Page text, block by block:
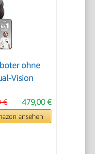
ohne
Vision
479,00 €
€
ansehen